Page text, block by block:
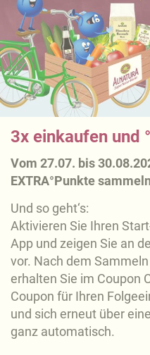
3x einkaufen und
Vom 27.07. bis
EXTRA°Punkte
Und so geht‘s:
Aktivieren Sie Ihren
App und zeigen Sie an
vor. Nach dem Sammeln
erhalten Sie im Coupon
Coupon für Ihren
und sich erneut über
ganz automatisch.